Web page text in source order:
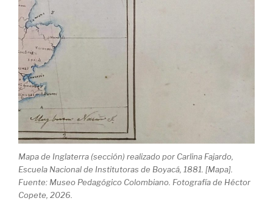
Mapa de Inglaterra (sección) realizado por Carlina Fajardo,
Escuela Nacional de Institutoras de Boyacá, 1881. [Mapa].
Fuente: Museo Pedagógico Colombiano. Fotografía de Héctor
Copete, 2026.